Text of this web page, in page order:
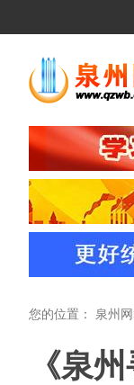
您的位置： 泉州网
《泉